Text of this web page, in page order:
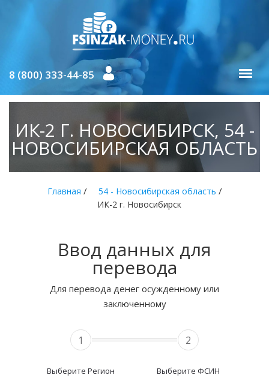
8 (800) 333-44-85
ИК-2 Г. НОВОСИБИРСК, 54 -
НОВОСИБИРСКАЯ ОБЛАСТЬ
Главная / 54 - Новосибирская область /
ИК-2 г. Новосибирск
Ввод данных для
перевода
Для перевода денег осужденному или
заключенному
1
Выберите Регион
2
Выберите ФСИН